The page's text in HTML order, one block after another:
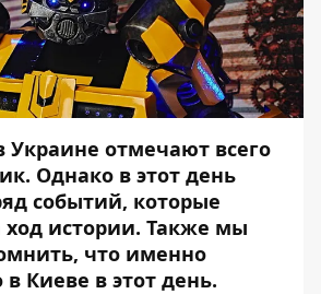
Украине отмечают всего
Однако в этот день
событий, которые
истории. Также мы
что именно
Киеве в этот день.